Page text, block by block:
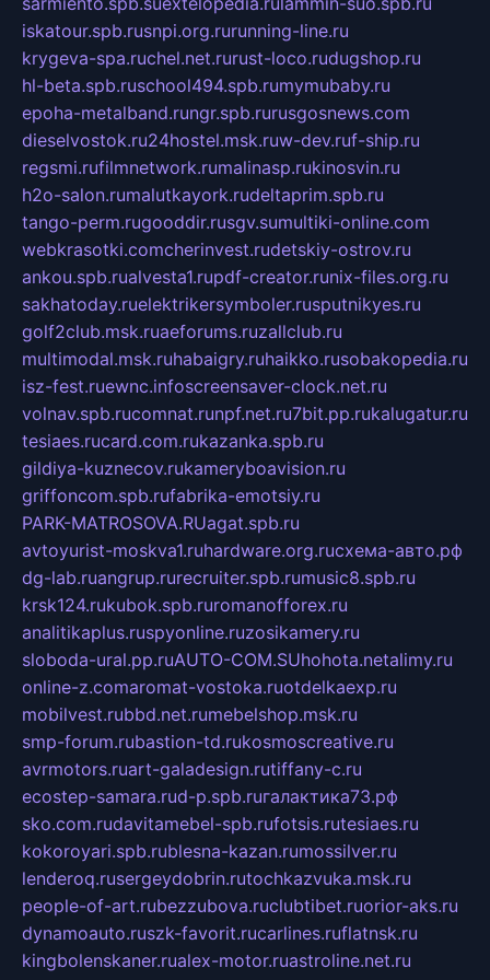
iskatour.spb.rusnpi.org.rurunning-line.ru
krygeva-spa.ruchel.net.rurust-loco.rudugshop.ru
hl-beta.spb.ruschool494.spb.rumymubaby.ru
epoha-metalband.rungr.spb.rurusgosnews.com
dieselvostok.ru24hostel.msk.ruw-dev.ruf-ship.ru
regsmi.rufilmnetwork.rumalinasp.rukinosvin.ru
h2o-salon.rumalutkayork.rudeltaprim.spb.ru
tango-perm.rugooddir.rusgv.sumultiki-online.com
webkrasotki.comcherinvest.rudetskiy-ostrov.ru
ankou.spb.rualvesta1.rupdf-creator.runix-files.org.ru
sakhatoday.ruelektrikersymboler.rusputnikyes.ru
golf2club.msk.ruaeforums.ruzallclub.ru
multimodal.msk.ruhabaigry.ruhaikko.rusobakopedia.ru
isz-fest.ruewnc.infoscreensaver-clock.net.ru
volnav.spb.rucomnat.runpf.net.ru7bit.pp.rukalugatur.ru
tesiaes.rucard.com.rukazanka.spb.ru
gildiya-kuznecov.rukameryboavision.ru
griffoncom.spb.rufabrika-emotsiy.ru
PARK-MATROSOVA.RUagat.spb.ru
avtoyurist-moskva1.ruhardware.org.ruсхема-авто.рф
dg-lab.ruangrup.rurecruiter.spb.rumusic8.spb.ru
krsk124.rukubok.spb.ruromanofforex.ru
analitikaplus.ruspyonline.ruzosikamery.ru
sloboda-ural.pp.ruAUTO-COM.SUhohota.netalimy.ru
online-z.comaromat-vostoka.ruotdelkaexp.ru
mobilvest.rubbd.net.rumebelshop.msk.ru
smp-forum.rubastion-td.rukosmoscreative.ru
avrmotors.ruart-galadesign.rutiffany-c.ru
ecostep-samara.rud-p.spb.ruгалактика73.рф
sko.com.rudavitamebel-spb.rufotsis.rutesiaes.ru
kokoroyari.spb.rublesna-kazan.rumossilver.ru
lenderoq.rusergeydobrin.rutochkazvuka.msk.ru
people-of-art.rubezzubova.ruclubtibet.ruorior-aks.ru
dynamoauto.ruszk-favorit.rucarlines.ruflatnsk.ru
kingbolenskaner.rualex-motor.ruastroline.net.ru